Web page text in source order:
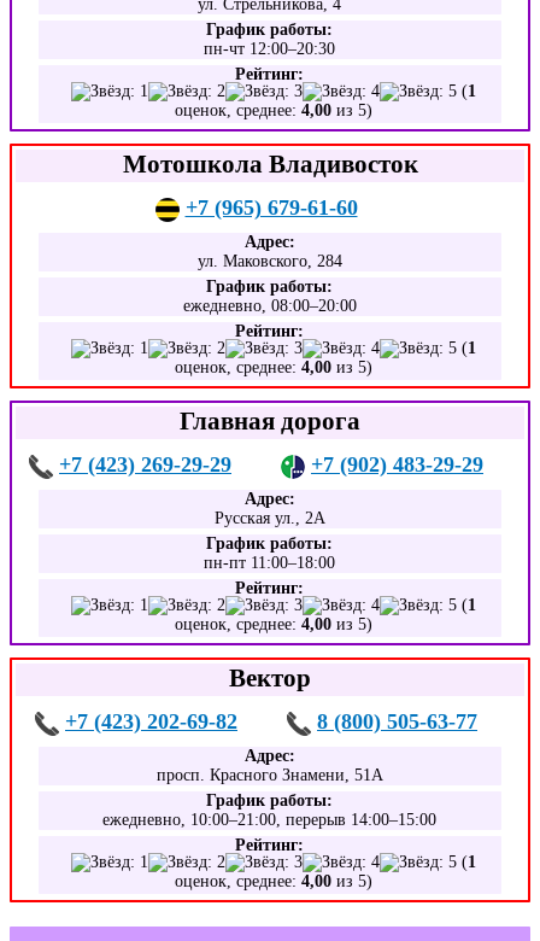
ул. Стрельникова, 4
График работы:
пн-чт 12:00–20:30
Рейтинг:
(1
оценок, среднее:4,00 из 5)
Мотошкола Владивосток
+7 (965) 679-61-60
Адрес:
ул. Маковского, 284
График работы:
ежедневно, 08:00–20:00
Рейтинг:
(1
оценок, среднее:4,00 из 5)
Главная дорога
+7 (423) 269-29-29 +7 (902) 483-29-29
Адрес:
Русская ул., 2А
График работы:
пн-пт 11:00–18:00
Рейтинг:
(1
оценок, среднее:4,00 из 5)
Вектор
+7 (423) 202-69-82 8 (800) 505-63-77
Адрес:
просп. Красного Знамени, 51А
График работы:
ежедневно, 10:00–21:00, перерыв 14:00–15:00
Рейтинг:
(1
оценок, среднее:4,00 из 5)